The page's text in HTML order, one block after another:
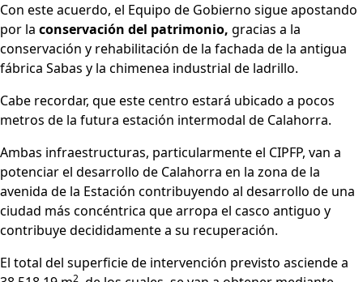
Con este acuerdo, el Equipo de Gobierno sigue apostando
por la conservación del patrimonio, gracias a la
conservación y rehabilitación de la fachada de la antigua
fábrica Sabas y la chimenea industrial de ladrillo.
Cabe recordar, que este centro estará ubicado a pocos
metros de la futura estación intermodal de Calahorra.
Ambas infraestructuras, particularmente el CIPFP, van a
potenciar el desarrollo de Calahorra en la zona de la
avenida de la Estación contribuyendo al desarrollo de una
ciudad más concéntrica que arropa el casco antiguo y
contribuye decididamente a su recuperación.
El total del superficie de intervención previsto asciende a
2